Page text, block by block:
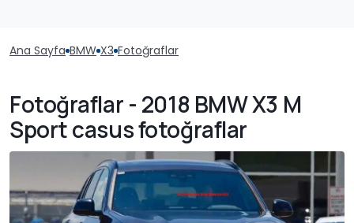
Ana Sayfa BMW X3 Fotoğraflar
Fotoğraflar - 2018 BMW X3 M
Sport casus fotoğraflar